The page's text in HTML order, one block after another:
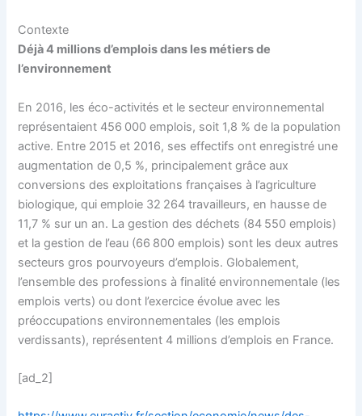
Contexte
Déjà 4 millions d’emplois dans les métiers de
l’environnement
En 2016, les éco-activités et le secteur environnemental
représentaient 456 000 emplois, soit 1,8 % de la population
active. Entre 2015 et 2016, ses effectifs ont enregistré une
augmentation de 0,5 %, principalement grâce aux
conversions des exploitations françaises à l’agriculture
biologique, qui emploie 32 264 travailleurs, en hausse de
11,7 % sur un an. La gestion des déchets (84 550 emplois)
et la gestion de l’eau (66 800 emplois) sont les deux autres
secteurs gros pourvoyeurs d’emplois. Globalement,
l’ensemble des professions à finalité environnementale (les
emplois verts) ou dont l’exercice évolue avec les
préoccupations environnementales (les emplois
verdissants), représentent 4 millions d’emplois en France.
[ad_2]